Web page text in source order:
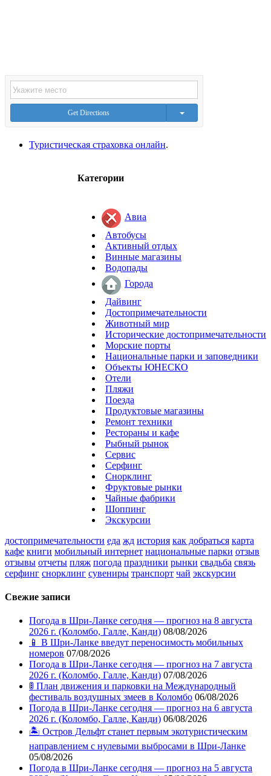
Get Directions
Туристическая страховка онлайн.
Категории
Авиа
Автобусы
Активный отдых
Винные магазины
Водопады
Города
Дайвинг
Достопримечательности
Животный мир
Исторические достопримечательности
Морские порты
Национальные парки и заповедники
Объекты ЮНЕСКО
Отели
Пляжи
Поезда
Продуктовые магазины
Ремонт техники
Рестораны и кафе
Рыбный рынок
Сервис
Серфинг
Снорклинг
Фруктовые рынки
Чайные фабрики
Шоппинг
Экскурсии
достопримечательности еда жд история как добраться карта
кафе книги мобильный интернет национальные парки отзыв
отзывы отчеты пляж погода праздники рынки свадьба связь
серфинг снорклинг сувениры транспорт чай экскурсии
Свежие записи
Погода в Шри-Ланке сегодня — прогноз на 8 августа
2026 г. (Коломбо, Галле, Канди) 08/08/2026
📱 В Шри-Ланке введут переносимость мобильных
номеров 07/08/2026
Погода в Шри-Ланке сегодня — прогноз на 7 августа
2026 г. (Коломбо, Галле, Канди) 07/08/2026
🚦 План движения и парковки на Международный
фестиваль воздушных змеев в Коломбо 06/08/2026
Погода в Шри-Ланке сегодня — прогноз на 6 августа
2026 г. (Коломбо, Галле, Канди) 06/08/2026
🏝️ Остров Дельфт станет первым экотуристическим
направлением с нулевыми выбросами в Шри-Ланке
05/08/2026
Погода в Шри-Ланке сегодня — прогноз на 5 августа